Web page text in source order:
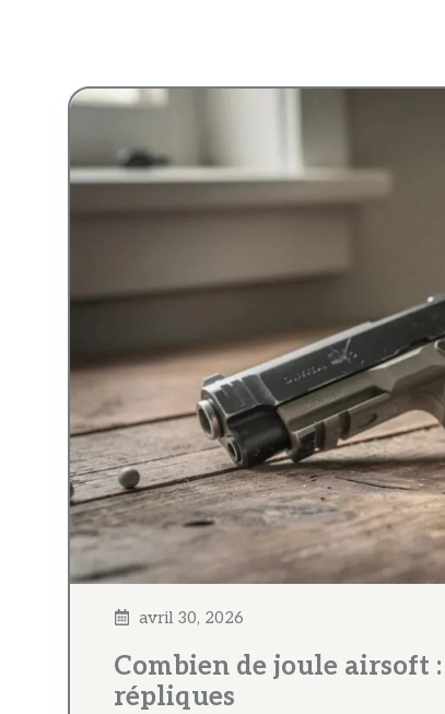
avril 30, 2026
Combien de joule airsoft
répliques